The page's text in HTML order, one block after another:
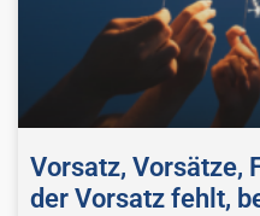
Vorsatz, Vorsätze,
der Vorsatz fehlt,